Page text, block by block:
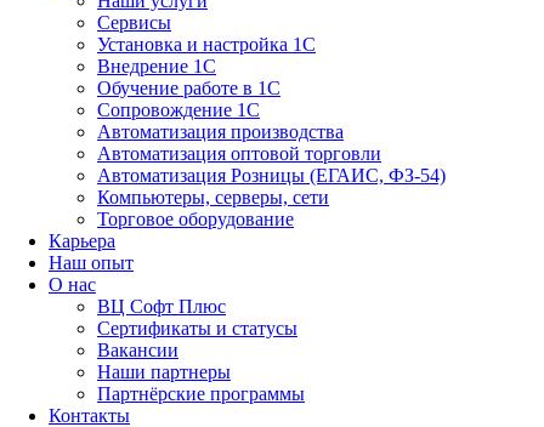
Сервисы
Установка и настройка 1С
Внедрение 1С
Обучение работе в 1С
Сопровождение 1С
Автоматизация производства
Автоматизация оптовой торговли
Автоматизация Розницы (ЕГАИС, ФЗ-54)
Компьютеры, серверы, сети
Торговое оборудование
Карьера
Наш опыт
О нас
ВЦ Софт Плюс
Сертификаты и статусы
Вакансии
Наши партнеры
Партнёрские программы
Контакты